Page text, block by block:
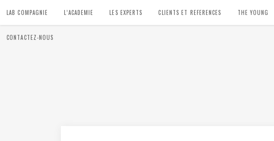
LAB COMPAGNIE L’ACADEMIE LES EXPERTS CLIENTS ET REFERENCES THE YOUNG
CONTACTEZ-NOUS